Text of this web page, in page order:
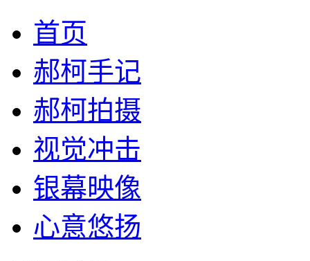
首页
郝柯手记
郝柯拍摄
视觉冲击
银幕映像
心意悠扬